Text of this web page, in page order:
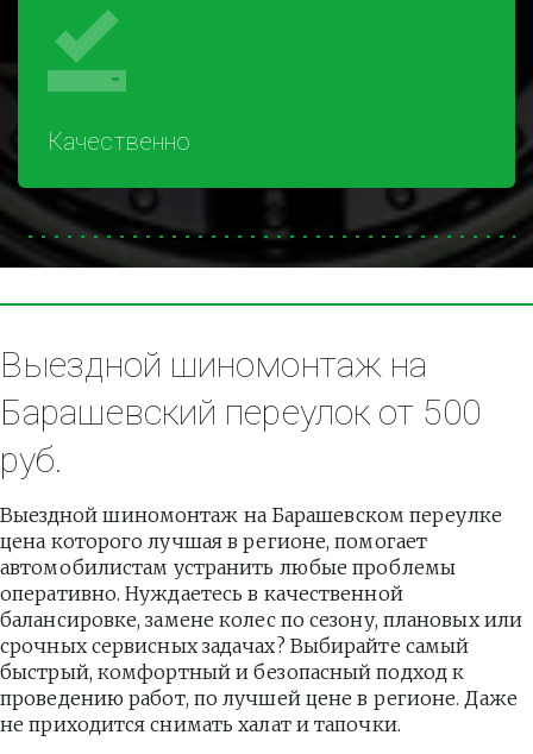
Качественно
Выездной шиномонтаж на
Барашевский переулок от 500
руб.
Выездной шиномонтаж на Барашевском переулке
цена которого лучшая в регионе, помогает
автомобилистам устранить любые проблемы
оперативно. Нуждаетесь в качественной
балансировке, замене колес по сезону, плановых или
срочных сервисных задачах? Выбирайте самый
быстрый, комфортный и безопасный подход к
проведению работ, по лучшей цене в регионе. Даже
не приходится снимать халат и тапочки.